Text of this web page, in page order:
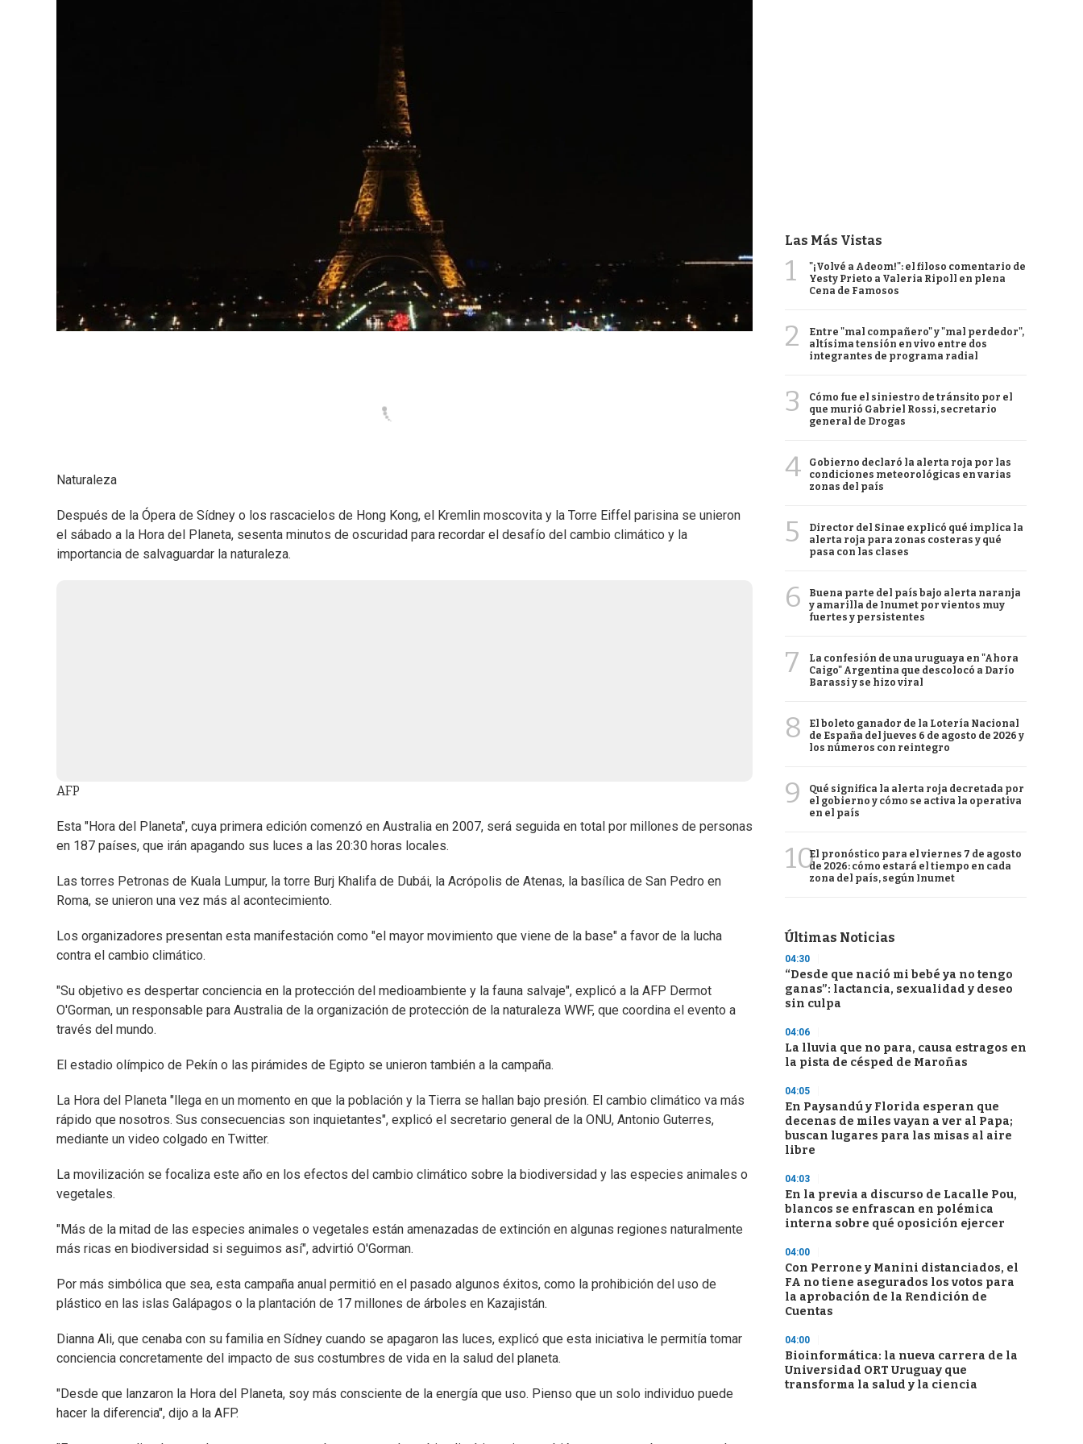
Naturaleza
Después de la Ópera de Sídney o los rascacielos de Hong Kong, el Kremlin moscovita y la Torre Eiffel parisina se unieron
el sábado a la Hora del Planeta, sesenta minutos de oscuridad para recordar el desafío del cambio climático y la
importancia de salvaguardar la naturaleza.
AFP
Esta "Hora del Planeta", cuya primera edición comenzó en Australia en 2007, será seguida en total por millones de personas
en 187 países, que irán apagando sus luces a las 20:30 horas locales.
Las torres Petronas de Kuala Lumpur, la torre Burj Khalifa de Dubái, la Acrópolis de Atenas, la basílica de San Pedro en
Roma, se unieron una vez más al acontecimiento.
Los organizadores presentan esta manifestación como "el mayor movimiento que viene de la base" a favor de la lucha
contra el cambio climático.
"Su objetivo es despertar conciencia en la protección del medioambiente y la fauna salvaje", explicó a la AFP Dermot
O'Gorman, un responsable para Australia de la organización de protección de la naturaleza WWF, que coordina el evento a
través del mundo.
El estadio olímpico de Pekín o las pirámides de Egipto se unieron también a la campaña.
La Hora del Planeta "llega en un momento en que la población y la Tierra se hallan bajo presión. El cambio climático va más
rápido que nosotros. Sus consecuencias son inquietantes", explicó el secretario general de la ONU, Antonio Guterres,
mediante un video colgado en Twitter.
La movilización se focaliza este año en los efectos del cambio climático sobre la biodiversidad y las especies animales o
vegetales.
"Más de la mitad de las especies animales o vegetales están amenazadas de extinción en algunas regiones naturalmente
más ricas en biodiversidad si seguimos así", advirtió O'Gorman.
Por más simbólica que sea, esta campaña anual permitió en el pasado algunos éxitos, como la prohibición del uso de
plástico en las islas Galápagos o la plantación de 17 millones de árboles en Kazajistán.
Dianna Ali, que cenaba con su familia en Sídney cuando se apagaron las luces, explicó que esta iniciativa le permitía tomar
conciencia concretamente del impacto de sus costumbres de vida en la salud del planeta.
"Desde que lanzaron la Hora del Planeta, soy más consciente de la energía que uso. Pienso que un solo individuo puede
hacer la diferencia", dijo a la AFP.
Las Más Vistas
1
"¡Volvé a Adeom!": el filoso comentario de
Yesty Prieto a Valeria Ripoll en plena
Cena de Famosos
2
Entre "mal compañero" y "mal perdedor",
altísima tensión en vivo entre dos
integrantes de programa radial
3
Cómo fue el siniestro de tránsito por el
que murió Gabriel Rossi, secretario
general de Drogas
4
Gobierno declaró la alerta roja por las
condiciones meteorológicas en varias
zonas del país
5
Director del Sinae explicó qué implica la
alerta roja para zonas costeras y qué
pasa con las clases
6
Buena parte del país bajo alerta naranja
y amarilla de Inumet por vientos muy
fuertes y persistentes
7
La confesión de una uruguaya en "Ahora
Caigo" Argentina que descolocó a Darío
Barassi y se hizo viral
8
El boleto ganador de la Lotería Nacional
de España del jueves 6 de agosto de 2026 y
los números con reintegro
9
Qué significa la alerta roja decretada por
el gobierno y cómo se activa la operativa
en el país
10El pronóstico para el viernes 7 de agosto
de 2026: cómo estará el tiempo en cada
zona del país, según Inumet
Últimas Noticias
04:30
“Desde que nació mi bebé ya no tengo
ganas”: lactancia, sexualidad y deseo
sin culpa
04:06
La lluvia que no para, causa estragos en
la pista de césped de Maroñas
04:05
En Paysandú y Florida esperan que
decenas de miles vayan a ver al Papa;
buscan lugares para las misas al aire
libre
04:03
En la previa a discurso de Lacalle Pou,
blancos se enfrascan en polémica
interna sobre qué oposición ejercer
04:00
Con Perrone y Manini distanciados, el
FA no tiene asegurados los votos para
la aprobación de la Rendición de
Cuentas
04:00
Bioinformática: la nueva carrera de la
Universidad ORT Uruguay que
transforma la salud y la ciencia